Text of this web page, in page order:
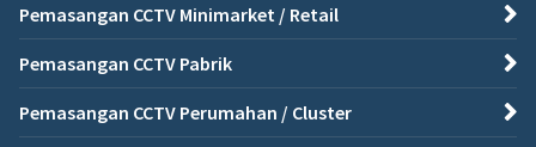
Pemasangan CCTV Minimarket / Retail
Pemasangan CCTV Pabrik
Pemasangan CCTV Perumahan / Cluster